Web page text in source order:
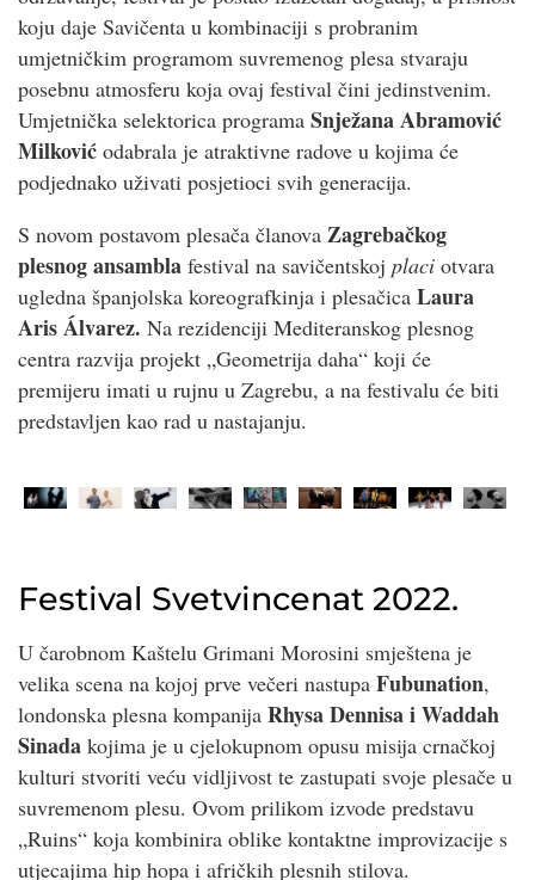
koju daje Savičenta u kombinaciji s probranim
umjetničkim programom suvremenog plesa stvaraju
posebnu atmosferu koja ovaj festival čini jedinstvenim.
Umjetnička selektorica programa Snježana Abramović
Milković odabrala je atraktivne radove u kojima će
podjednako uživati posjetioci svih generacija.
S novom postavom plesača članova Zagrebačkog
plesnog ansambla festival na savičentskoj placi otvara
ugledna španjolska koreografkinja i plesačica Laura
Aris Álvarez. Na rezidenciji Mediteranskog plesnog
centra razvija projekt „Geometrija daha“ koji će
premijeru imati u rujnu u Zagrebu, a na festivalu će biti
predstavljen kao rad u nastajanju.
Festival Svetvincenat 2022.
U čarobnom Kaštelu Grimani Morosini smještena je
velika scena na kojoj prve večeri nastupa Fubunation,
londonska plesna kompanija Rhysa Dennisa i Waddah
Sinada kojima je u cjelokupnom opusu misija crnačkoj
kulturi stvoriti veću vidljivost te zastupati svoje plesače u
suvremenom plesu. Ovom prilikom izvode predstavu
„Ruins“ koja kombinira oblike kontaktne improvizacije s
utjecajima hip hopa i afričkih plesnih stilova.